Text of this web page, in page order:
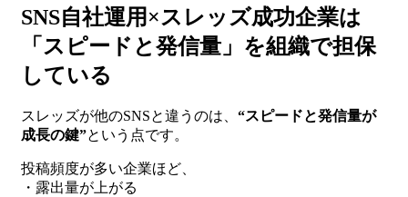
SNS自社運用×スレッズ成功企業は
「スピードと発信量」を組織で担保
している
スレッズが他のSNSと違うのは、 “スピードと発信量が
成長の鍵”という点です。
投稿頻度が多い企業ほど、
・露出量が上がる